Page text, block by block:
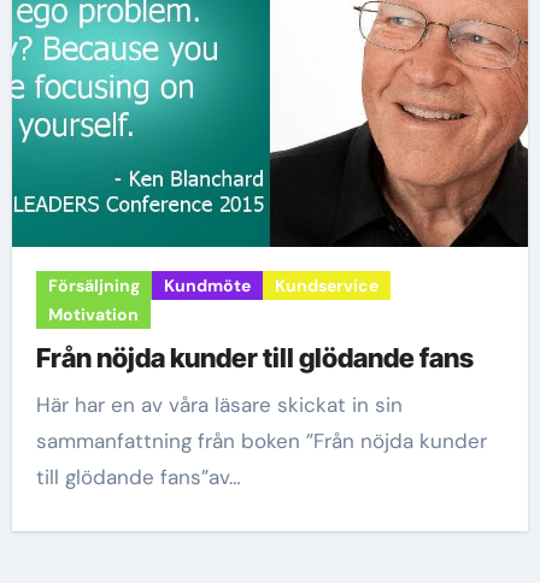
Försäljning Kundmöte
Kundservice
Motivation
Från nöjda kunder till glödande fans
Här har en av våra läsare skickat in sin
sammanfattning från boken ”Från nöjda kunder
till glödande fans”av…